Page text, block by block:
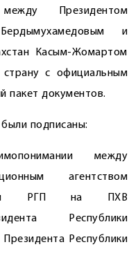
Президентом
и
Касым-Жомартом
с официальным
пакет документов.
были подписаны:
между
агентством
и РГП на ПХВ
Республики
Президента Республики